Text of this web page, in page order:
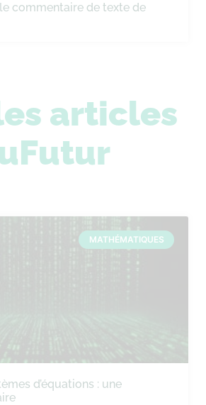
commentaire de texte de
articles
MATHÉMATIQUES
d’équations : une